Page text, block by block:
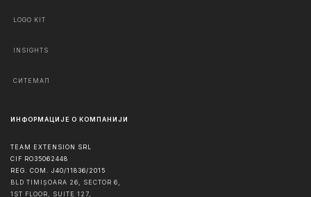
LOGO KIT
INSIGHTS
СИТЕМАП
ИНФОРМАЦИЈЕ О КОМПАНИЈИ
TEAM EXTENSION SRL
CIF RO35062448
REG. COM. J40/11836/2015
BLD TIMIȘOARA 26, SECTOR 6,
1ST FLOOR, SUITE 127,